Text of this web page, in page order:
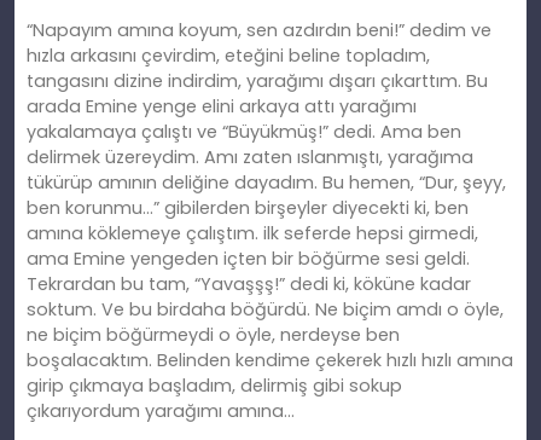
“Napayım amına koyum, sen azdırdın beni!” dedim ve
hızla arkasını çevirdim, eteğini beline topladım,
tangasını dizine indirdim, yarağımı dışarı çıkarttım. Bu
arada Emine yenge elini arkaya attı yarağımı
yakalamaya çalıştı ve “Büyükmüş!” dedi. Ama ben
delirmek üzereydim. Amı zaten ıslanmıştı, yarağıma
tükürüp amının deliğine dayadım. Bu hemen, “Dur, şeyy,
ben korunmu…” gibilerden birşeyler diyecekti ki, ben
amına köklemeye çalıştım. ilk seferde hepsi girmedi,
ama Emine yengeden içten bir böğürme sesi geldi.
Tekrardan bu tam, “Yavaşşş!” dedi ki, köküne kadar
soktum. Ve bu birdaha böğürdü. Ne biçim amdı o öyle,
ne biçim böğürmeydi o öyle, nerdeyse ben
boşalacaktım. Belinden kendime çekerek hızlı hızlı amına
girip çıkmaya başladım, delirmiş gibi sokup
çıkarıyordum yarağımı amına…